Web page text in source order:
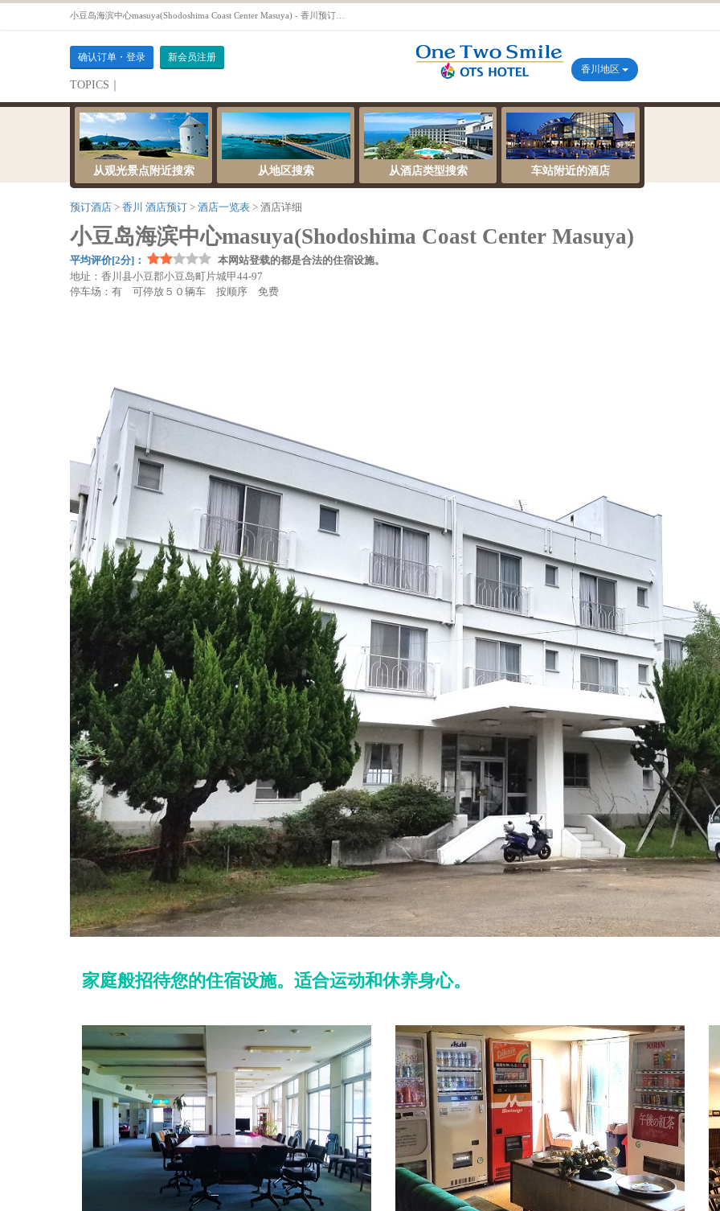
确认订单・登录 新会员注册
TOPICS｜
伺服器維護公告
香川地区
从观光景点附近搜索 从地区搜索 从酒店类型搜索 车站附近的酒店
预订酒店 香川 酒店预订 酒店一览表 酒店详细
小豆岛海滨中心masuya(Shodoshima Coast Center Masuya)
平均评价[2分]：
本网站登载的都是合法的住宿设施。
地址：香川县小豆郡小豆岛町片城甲44-97
停车场：有 可停放５０辆车 按顺序 免费
家庭般招待您的住宿设施。适合运动和休养身心。